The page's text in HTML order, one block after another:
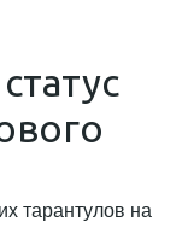
тарантулов на